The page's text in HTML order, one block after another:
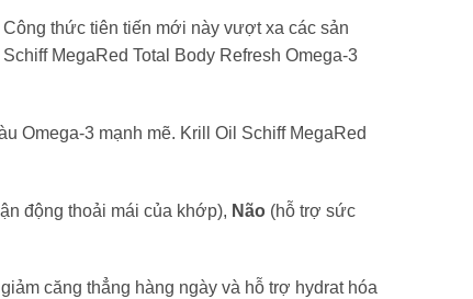
thức tiên tiến mới này vượt xa các sản
MegaRed Total Body Refresh Omega-3
Omega-3 mạnh mẽ. Krill Oil Schiff MegaRed
động thoải mái của khớp), Não (hỗ trợ sức
căng thẳng hàng ngày và hỗ trợ hydrat hóa